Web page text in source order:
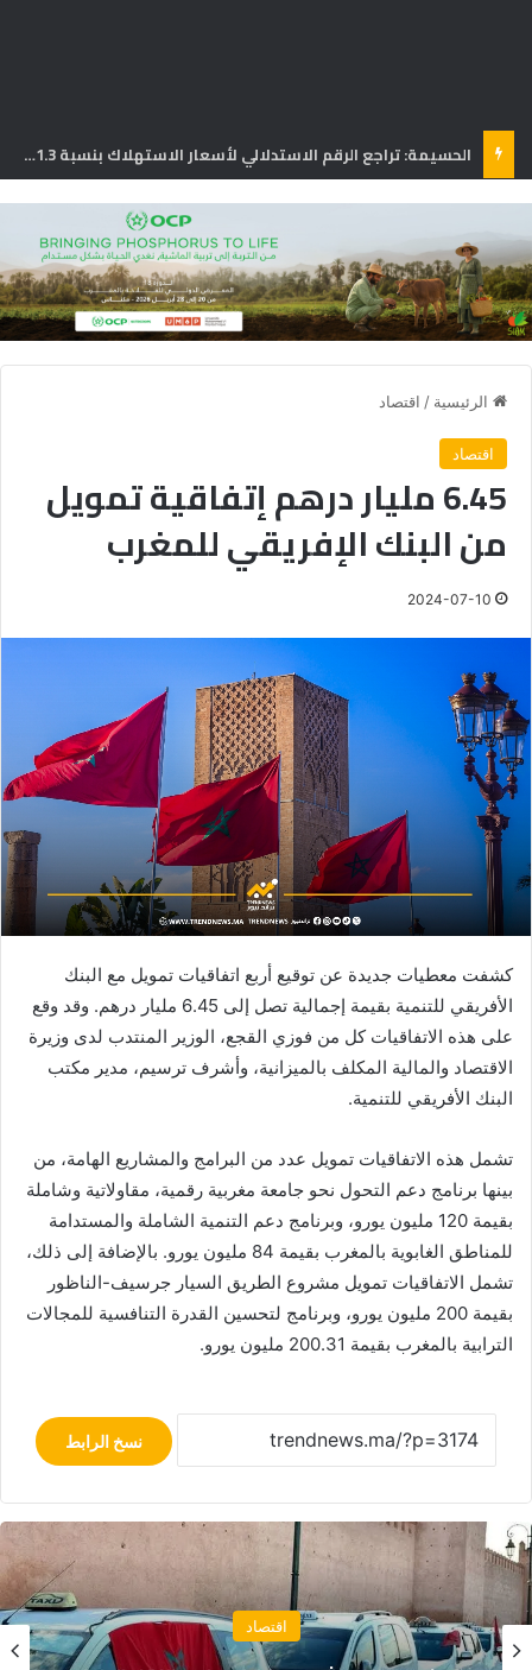
الحسيمة: تراجع الرقم الاستدلالي لأسعار الاستهلاك بنسبة 1.3% في يونيو
الرئيسية / اقتصاد
اقتصاد
6.45 مليار درهم إتفاقية تمويل
من البنك الإفريقي للمغرب
2024-07-10
كشفت معطيات جديدة عن توقيع أربع اتفاقيات تمويل مع البنك
الأفريقي للتنمية بقيمة إجمالية تصل إلى 6.45 مليار درهم. وقد وقع
على هذه الاتفاقيات كل من فوزي القجع، الوزير المنتدب لدى وزيرة
الاقتصاد والمالية المكلف بالميزانية، وأشرف ترسيم، مدير مكتب
البنك الأفريقي للتنمية.
تشمل هذه الاتفاقيات تمويل عدد من البرامج والمشاريع الهامة، من
بينها برنامج دعم التحول نحو جامعة مغربية رقمية، مقاولاتية وشاملة
بقيمة 120 مليون يورو، وبرنامج دعم التنمية الشاملة والمستدامة
للمناطق الغابوية بالمغرب بقيمة 84 مليون يورو. بالإضافة إلى ذلك،
تشمل الاتفاقيات تمويل مشروع الطريق السيار جرسيف-الناظور
بقيمة 200 مليون يورو، وبرنامج لتحسين القدرة التنافسية للمجالات
الترابية بالمغرب بقيمة 200.31 مليون يورو.
نسخ الرابط
اقتصاد